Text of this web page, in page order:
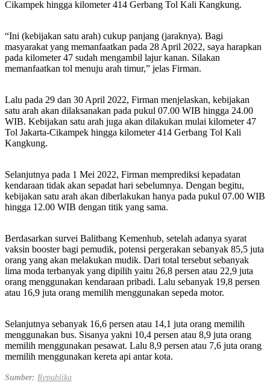
Cikampek hingga kilometer 414 Gerbang Tol Kali Kangkung.
“Ini (kebijakan satu arah) cukup panjang (jaraknya). Bagi
masyarakat yang memanfaatkan pada 28 April 2022, saya harapkan
pada kilometer 47 sudah mengambil lajur kanan. Silakan
memanfaatkan tol menuju arah timur,” jelas Firman.
Lalu pada 29 dan 30 April 2022, Firman menjelaskan, kebijakan
satu arah akan dilaksanakan pada pukul 07.00 WIB hingga 24.00
WIB. Kebijakan satu arah juga akan dilakukan mulai kilometer 47
Tol Jakarta-Cikampek hingga kilometer 414 Gerbang Tol Kali
Kangkung.
Selanjutnya pada 1 Mei 2022, Firman memprediksi kepadatan
kendaraan tidak akan sepadat hari sebelumnya. Dengan begitu,
kebijakan satu arah akan diberlakukan hanya pada pukul 07.00 WIB
hingga 12.00 WIB dengan titik yang sama.
Berdasarkan survei Balitbang Kemenhub, setelah adanya syarat
vaksin booster bagi pemudik, potensi pergerakan sebanyak 85,5 juta
orang yang akan melakukan mudik. Dari total tersebut sebanyak
lima moda terbanyak yang dipilih yaitu 26,8 persen atau 22,9 juta
orang menggunakan kendaraan pribadi. Lalu sebanyak 19,8 persen
atau 16,9 juta orang memilih menggunakan sepeda motor.
Selanjutnya sebanyak 16,6 persen atau 14,1 juta orang memilih
menggunakan bus. Sisanya yakni 10,4 persen atau 8,9 juta orang
memilih menggunakan pesawat. Lalu 8,9 persen atau 7,6 juta orang
memilih menggunakan kereta api antar kota.
Sumber: Republika